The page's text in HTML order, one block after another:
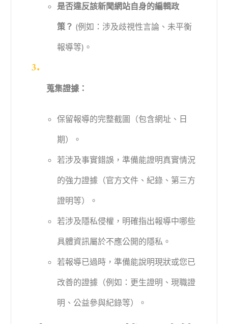
是否違反該新聞網站自身的編輯政
策？ (例如：涉及歧視性言論、未平衡
報導等)。
蒐集證據：
保留報導的完整截圖（包含網址、日
期）。
若涉及事實錯誤，準備能證明真實情況
的強力證據（官方文件、紀錄、第三方
證明等）。
若涉及隱私侵權，明確指出報導中哪些
具體資訊屬於不應公開的隱私。
若報導已過時，準備能說明現狀或您已
改善的證據（例如：更生證明、現職證
明、公益參與紀錄等）。